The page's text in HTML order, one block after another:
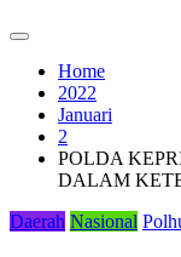
Home
2022
Januari
2
POLDA
DALAM
Daerah Nasional